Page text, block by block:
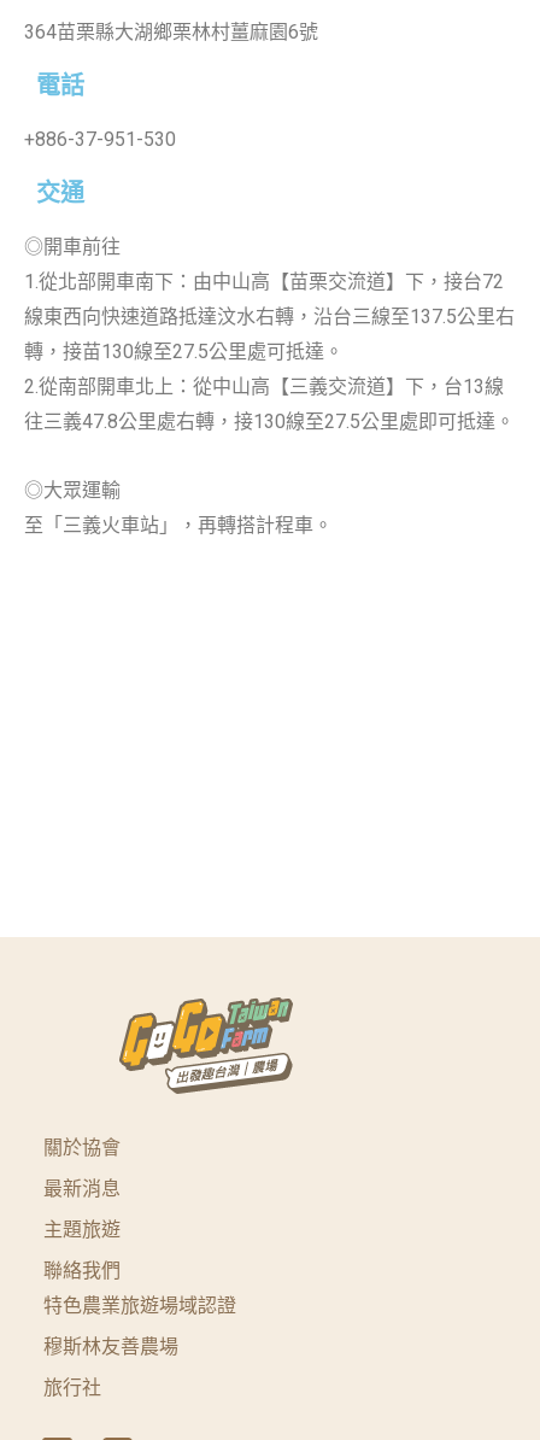
電話
+886-37-951-530
364苗栗縣大湖鄉栗林村薑麻園6號
交通
◎開車前往
1.從北部開車南下：由中山高【苗栗交流道】下，接台72
線東西向快速道路抵達汶水右轉，沿台三線至137.5公里右
轉，接苗130線至27.5公里處可抵達。
2.從南部開車北上：從中山高【三義交流道】下，台13線
往三義47.8公里處右轉，接130線至27.5公里處即可抵達。
◎大眾運輸
至「三義火車站」，再轉搭計程車。
關於協會
最新消息
主題旅遊
聯絡我們
特色農業旅遊場域認證
穆斯林友善農場
旅行社